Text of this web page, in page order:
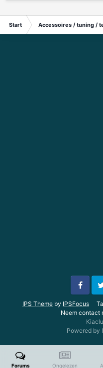
Start Accessoires / tuning /
IPS Theme by IPSFocus
Neem contact
Powered by
Forums Ongelezen